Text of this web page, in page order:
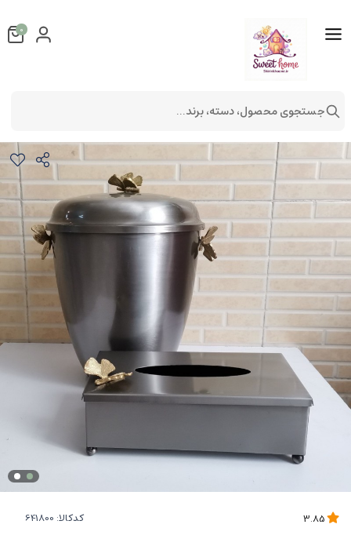
کدکالا:
0
جستجوی محصول، دسته، برند...